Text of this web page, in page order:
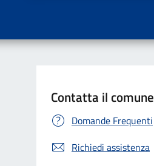
Contatta il comune
Domande Frequenti
Richiedi assistenza